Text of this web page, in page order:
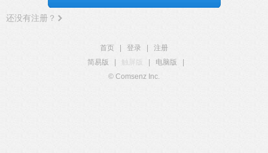
还没有注册？
首页 登录
注册
简易版
触屏版 电脑版
© Comsenz Inc.